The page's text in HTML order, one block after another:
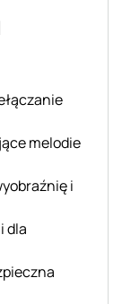
melodie
i
dla